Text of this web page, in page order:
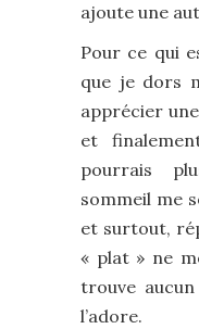
ajoute une
Pour ce qui
que je dors
apprécier
et
pourrais
sommeil me
et surtout,
« plat » ne
trouve
l’adore.